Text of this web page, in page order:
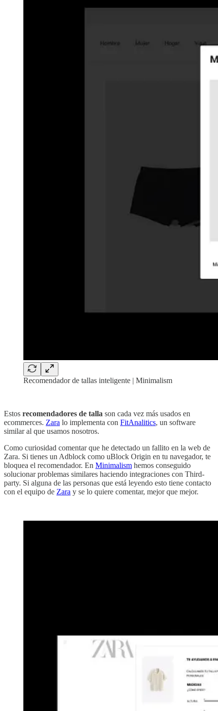
Recomendador de tallas inteligente | Minimalism
Estos recomendadores de talla son cada vez más usados en
ecommerces. Zara lo implementa con FitAnalitics, un software
similar al que usamos nosotros.
Como curiosidad comentar que he detectado un fallito en la web de
Zara. Si tienes un Adblock como uBlock Origin en tu navegador, te
bloquea el recomendador. En Minimalism hemos conseguido
solucionar problemas similares haciendo integraciones con Third-
party. Si alguna de las personas que está leyendo esto tiene contacto
con el equipo de Zara